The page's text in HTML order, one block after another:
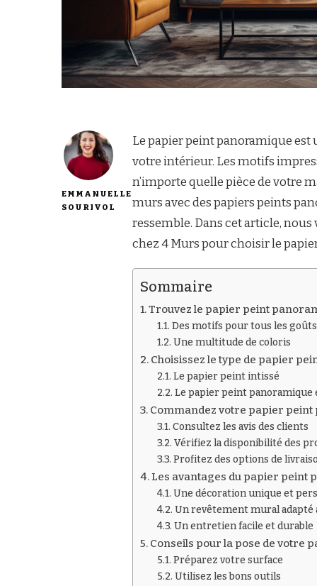
EMMANUELLE
SOURIVOL
Le papier peint panoramique
votre intérieur. Les motifs
n’importe quelle pièce de votre
murs avec des papiers peints
ressemble. Dans cet article,
chez 4 Murs pour choisir le
Sommaire
Trouvez le papier peint
Des motifs pour tous les goûts
Une multitude de coloris
Choisissez le type de papier
Le papier peint intissé
Le papier peint panoramique
Commandez votre papier
Consultez les avis des clients
Vérifiez la disponibilité des
Profitez des options de
Les avantages du papier peint
Une décoration unique et
Un revêtement mural adapté
Un entretien facile et durable
Conseils pour la pose de votre
Préparez votre surface
Utilisez les bons outils